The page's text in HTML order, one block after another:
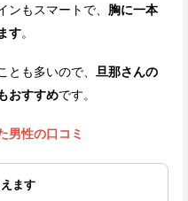
もスマートで、 胸に一本
す。
とも多いので、 旦那さんの
おすすめです。
男性の口コミ
ます